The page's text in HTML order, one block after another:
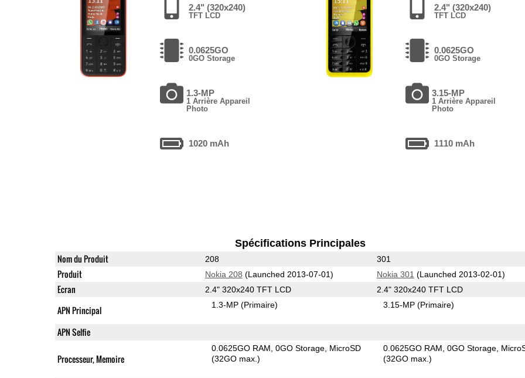
2.4" (320x240)
TFT LCD
0.0625GO
0GO Storage
1.3-MP
1 Arrière Appareil
Photo
1020 mAh
2.4" (320x240)
TFT LCD
0.0625GO
0GO Storage
3.15-MP
1 Arrière Appareil
Photo
1110 mAh
Spécifications Principales
Nom du Produit 208 301
Produit Nokia 208 (Launched 2013-07-01) Nokia 301 (Launched 2013-02-01)
Ecran 2.4" 320x240 TFT LCD 2.4" 320x240 TFT LCD
APN Principal 1.3-MP(Primaire) 3.15-MP(Primaire)
APN Selfie
Processeur, Memoire
0.0625GO RAM 0GO Storage MicroSD
(32GO max.)
0.0625GO RAM 0GO Storage
(32GO max.)